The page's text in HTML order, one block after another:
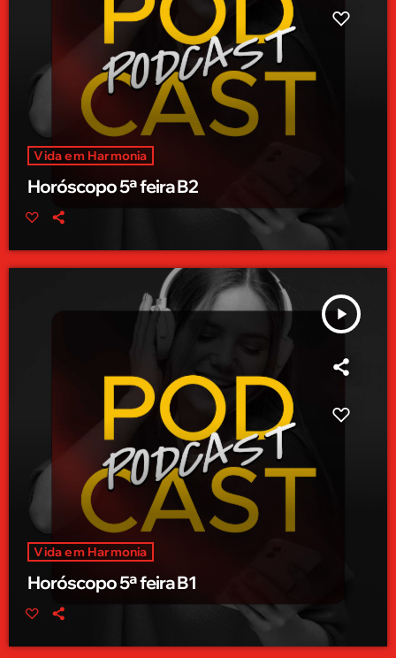
Vida em Harmonia
Horóscopo 5ª feira B2
play_arrow
Vida em Harmonia
Horóscopo 5ª feira B1